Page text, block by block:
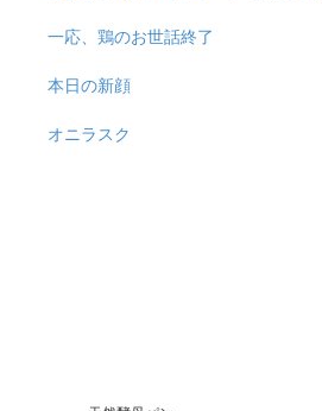
一応、鶏のお世話終了
本日の新顔
オニラスク